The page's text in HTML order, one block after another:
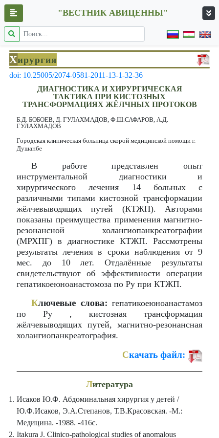
"ВЕСТНИК АВИЦЕННЫ"
Хирургия
doi: 10.25005/2074-0581-2011-13-1-32-36
ДИАГНОСТИКА И ХИРУРГИЧЕСКАЯ
ТАКТИКА ПРИ КИСТОЗНЫХ
ТРАНСФОРМАЦИЯХ ЖЁЛЧНЫХ ПРОТОКОВ
Б.Д. БОБОЕВ, Д. ГУЛАХМАДОВ, Ф.Ш.САФАРОВ, А.Д.
ГУЛАХМАДОВ
Городская клиническая больница скорой медицинской помощи г.
Душанбе
В работе представлен опыт
инструментальной диагностики и
хирургического лечения 14 больных с
различными типами кистозной трансформации
жёлчевыводящих путей (КТЖП). Авторами
показаны преимущества применения магнитно-
резонансной холангиопанкреатографии
(МРХПГ) в диагностике КТЖП. Рассмотрены
результаты лечения в сроки наблюдения от 9
мес. до 10 лет. Отдалённые результаты
свидетельствуют об эффективности операции
гепатикоеюноанастомоза по Ру при КТЖП.
Ключевые слова: гепатикоеюноанастамоз
по Ру , кистозная трансформация
жёлчевыводящих путей, магнитно-резонансная
холангиопанкреатография.
Скачать файл:
Литература
Исаков Ю.Ф. Абдоминальная хирургия у детей /
Ю.Ф.Исаков, Э.А.Степанов, Т.В.Красовская. -М.:
Медицина. -1988. -416с.
Itakura J. Clinico-pathological studies of anomalous